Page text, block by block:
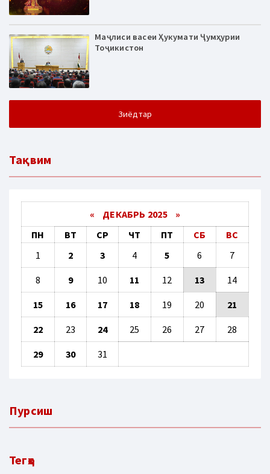
Маҷлиси васеи Ҳукумати Ҷумҳурии
Тоҷикистон
Зиёдтар
Тақвим
« ДЕКАБРЬ 2025 »
ПН
ВТ СР ЧТ ПТ СБ
ВС
1
2 3 4 5 6 7
8 9 10 11 12 13 14
15 16 17 18 19 20 21
22 23 24 25 26 27 28
29 30 31
Пурсиш
Тегҳо